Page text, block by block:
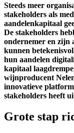
Steeds meer
stakeholders als
aandelenkapitaal
De stakeholders
ondernemer en zijn
kunnen
hun aandelen
kapitaal
wijnproducent
innovatieve
stakeholders heeft
Grote stap